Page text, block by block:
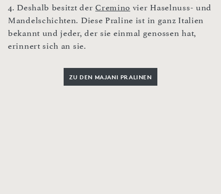
4. Deshalb besitzt derCremino vier Haselnuss- und
Mandelschichten. Diese Praline ist in ganz Italien
bekannt und jeder, der sie einmal genossen hat,
erinnert sich an sie.
ZU DEN MAJANI PRALINEN